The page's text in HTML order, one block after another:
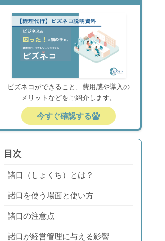
ビズネコができること、費用感や導入の
メリットなどをご紹介します。
今すぐ確認する
目次
諸口（しょくち）とは？
諸口を使う場面と使い方
諸口の注意点
諸口が経営管理に与える影響